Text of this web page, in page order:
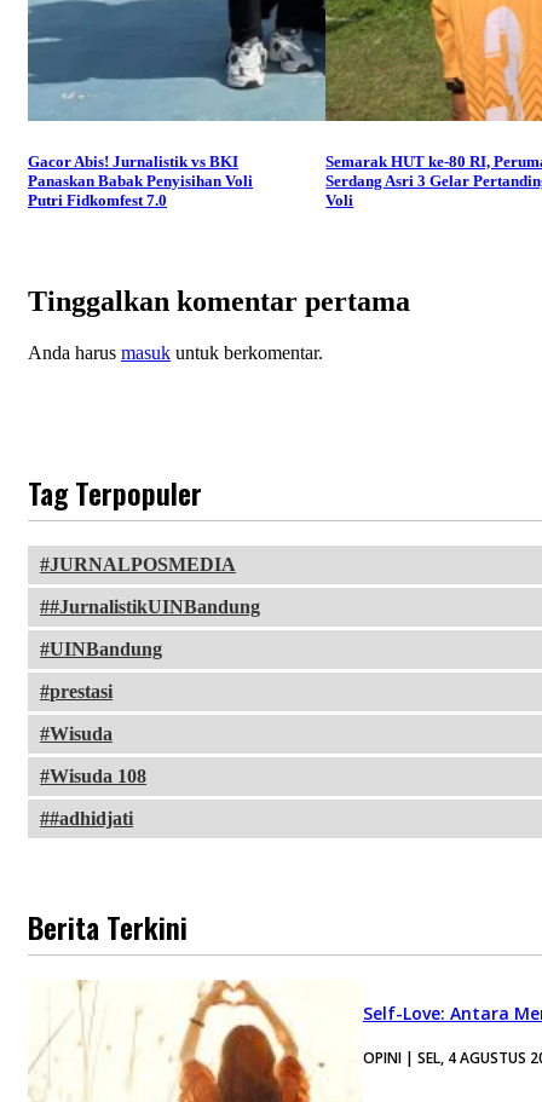
Gacor Abis! Jurnalistik vs BKI
Panaskan Babak Penyisihan Voli
Putri Fidkomfest 7.0
Semarak HUT ke-80 RI,
Serdang Asri 3 Gelar
Voli
Tinggalkan komentar pertama
Anda harus masuk untuk berkomentar.
Tag Terpopuler
JURNALPOSMEDIA
#JurnalistikUINBandung
UINBandung
prestasi
Wisuda
Wisuda 108
#adhidjati
Berita Terkini
Self-Love: Antara
OPINI | SEL, 4 AGUSTUS